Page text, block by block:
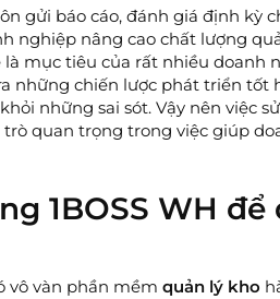
gửi báo cáo, đánh giá định kỳ
nghiệp nâng cao chất lượng
là mục tiêu của rất nhiều doanh
những chiến lược phát triển tốt
những sai sót. Vậy nên việc
quan trọng trong việc giúp
1BOSS WH
vô vàn phần mềm quản lý kho